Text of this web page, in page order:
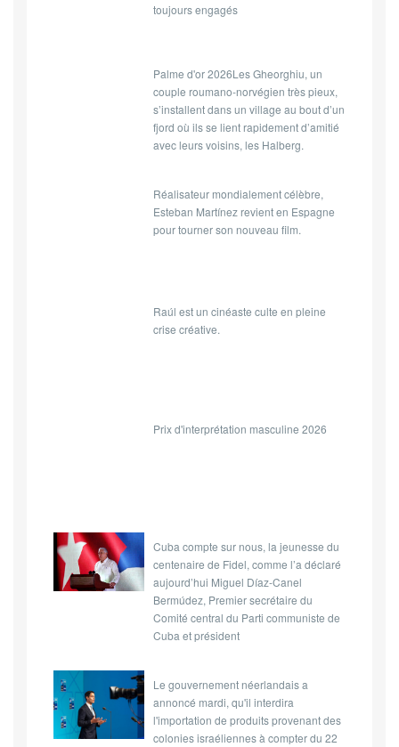
toujours engagés
Palme d'or 2026Les Gheorghiu, un
couple roumano-norvégien très pieux,
s’installent dans un village au bout d’un
fjord où ils se lient rapidement d’amitié
avec leurs voisins, les Halberg.
Réalisateur mondialement célèbre,
Esteban Martínez revient en Espagne
pour tourner son nouveau film.
Raúl est un cinéaste culte en pleine
crise créative.
Prix d'interprétation masculine 2026
Cuba compte sur nous, la jeunesse du
centenaire de Fidel, comme l’a déclaré
aujourd’hui Miguel Díaz-Canel
Bermúdez, Premier secrétaire du
Comité central du Parti communiste de
Cuba et président
Le gouvernement néerlandais a
annoncé mardi, qu'il interdira
l'importation de produits provenant des
colonies israéliennes à compter du 22